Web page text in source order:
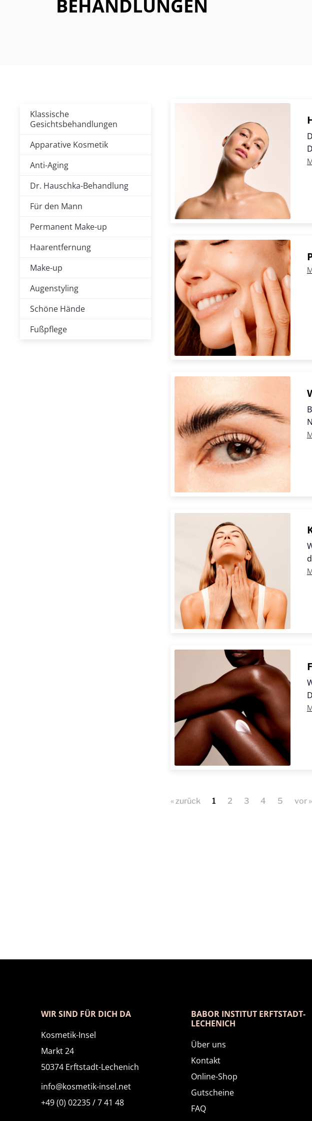
BEHANDLUNGEN
Klassische
Gesichtsbehandlungen
Apparative Kosmetik
Anti-Aging
Dr. Hauschka-Behandlung
Für den Mann
Permanent Make-up
Haarentfernung
Make-up
Augenstyling
Schöne Hände
Fußpflege
« zurück
Seite
1
Seite
2
Seite
3
Seite
4
Seite
5 vor »
WIR SIND FÜR DICH DA
Kosmetik-Insel
Markt 24
50374 Erftstadt-Lechenich
info@kosmetik-insel.net
+49 (0) 02235 / 7 41 48
BABOR INSTITUT ERFTSTADT-
LECHENICH
Über uns
Kontakt
Online-Shop
Gutscheine
FAQ